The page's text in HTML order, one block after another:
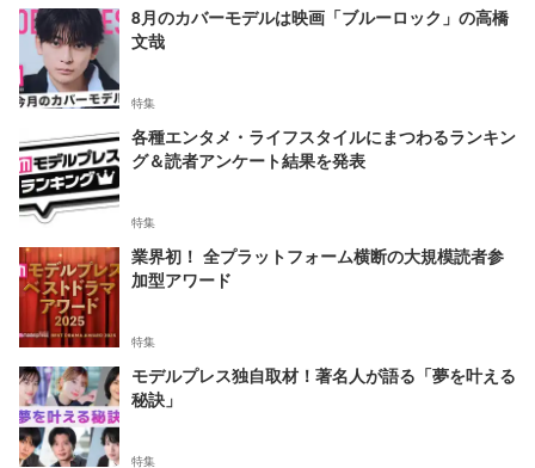
8月のカバーモデルは映画「ブルーロック」の高橋
文哉
特集
各種エンタメ・ライフスタイルにまつわるランキン
グ＆読者アンケート結果を発表
特集
業界初！ 全プラットフォーム横断の大規模読者参
加型アワード
特集
モデルプレス独自取材！著名人が語る「夢を叶える
秘訣」
特集